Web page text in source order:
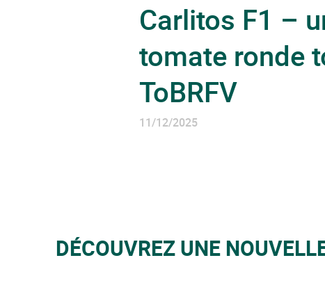
Carlitos F1 –
tomate ronde
ToBRFV
11/12/2025
DÉCOUVREZ UNE